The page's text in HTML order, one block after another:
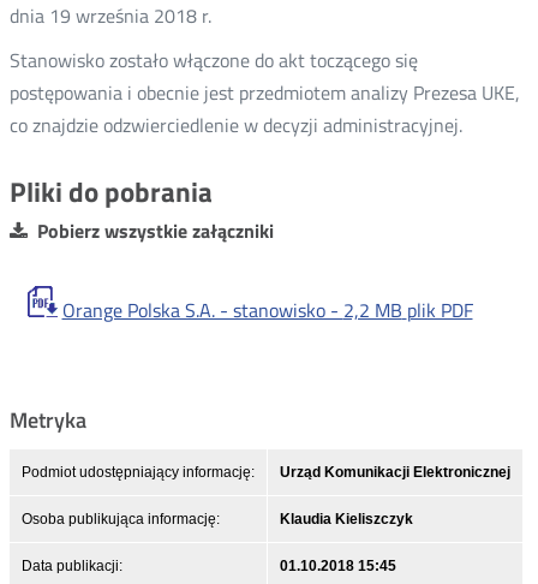
dnia 19 września 2018 r.
Stanowisko zostało włączone do akt toczącego się
postępowania i obecnie jest przedmiotem analizy Prezesa UKE,
co znajdzie odzwierciedlenie w decyzji administracyjnej.
Pliki do pobrania
Pobierz wszystkie załączniki
Orange Polska S.A. - stanowisko - 2,2 MB plik PDF
Metryka
Podmiot udostępniający informację: Urząd Komunikacji Elektronicznej
Osoba publikująca informację: Klaudia Kieliszczyk
Data publikacji: 01.10.2018 15:45